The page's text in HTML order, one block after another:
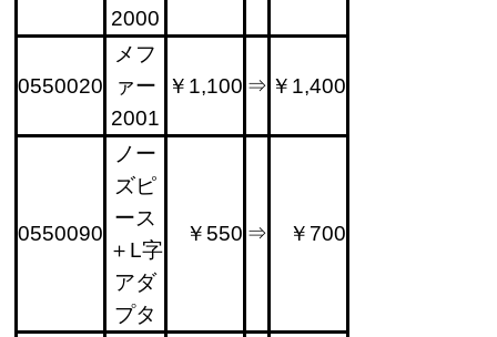
2000
0550020
メフ
ァー
2001
￥1,100 ⇒ ￥1,400
0550090
ノー
ズピ
ース
＋L字
アダ
プタ
￥550 ⇒ ￥700